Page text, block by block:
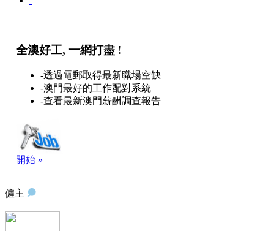
全澳好工, 一網打盡 !
-透過電郵取得最新職場空缺
-澳門最好的工作配對系統
-查看最新澳門薪酬調查報告
開始 »
僱主